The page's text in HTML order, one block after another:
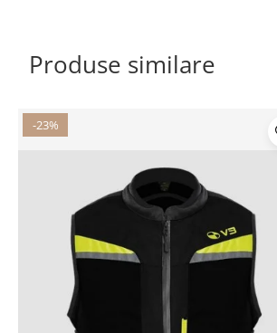
Produse similare
-23%